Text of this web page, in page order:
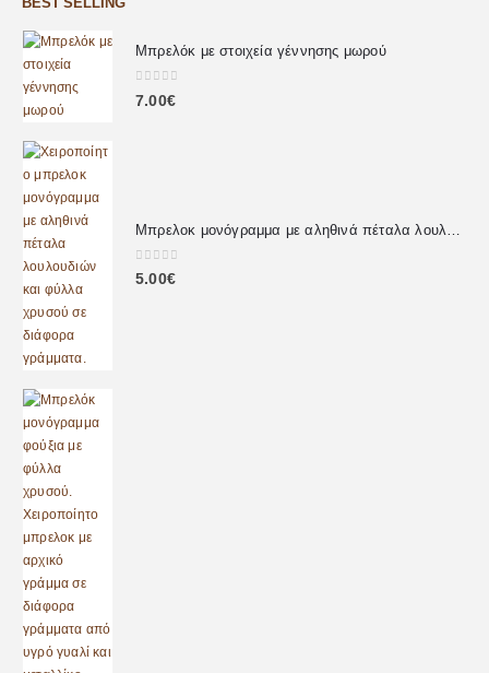
Μπρελόκ με στοιχεία γέννησης μωρού
0out of 5
7.00€
0 out of 5
5.00€